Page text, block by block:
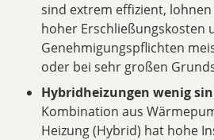
sind extrem effizient,
hoher Erschließungskosten
Genehmigungspflichten
oder bei sehr großen
Hybridheizungen wenig
Kombination aus
Heizung (Hybrid) hat hohe